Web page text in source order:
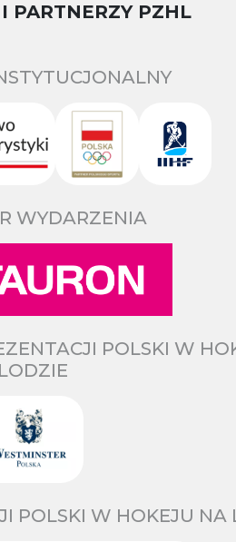
PARTNERZY PZHL
WYDARZENIA
POLSKI W
LODZIE
POLSKI W HOKEJU NA